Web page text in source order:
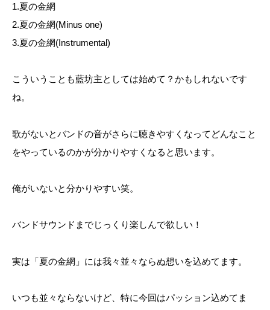
1.夏の金網
2.夏の金網(Minus one)
3.夏の金網(Instrumental)
こういうことも藍坊主としては始めて？かもしれないです
ね。
歌がないとバンドの音がさらに聴きやすくなってどんなこと
をやっているのかが分かりやすくなると思います。
俺がいないと分かりやすい笑。
バンドサウンドまでじっくり楽しんで欲しい！
実は「夏の金網」には我々並々ならぬ想いを込めてます。
いつも並々ならないけど、特に今回はパッション込めてま